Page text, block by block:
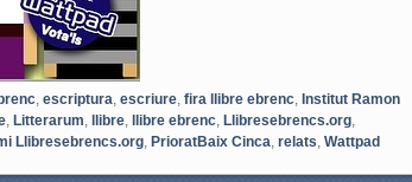
, escriptura, escriure, fira llibre ebrenc, Institut Ramon
, Litterarum, llibre, llibre ebrenc, Llibresebrencs.org,
Llibresebrencs.org, PrioratBaix Cinca, relats, Wattpad